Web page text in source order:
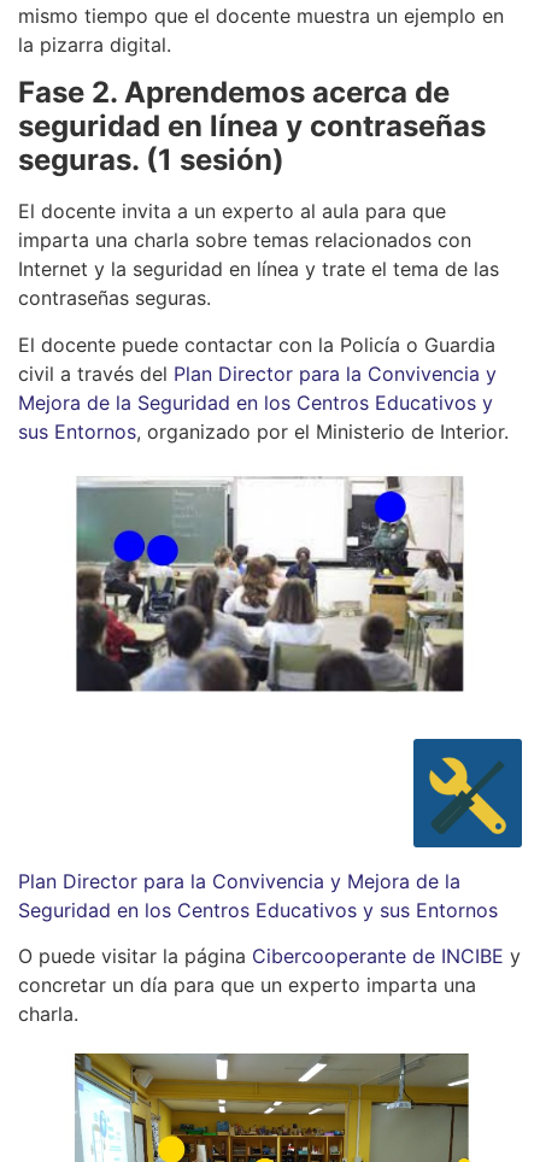
mismo tiempo que el docente muestra un ejemplo en
la pizarra digital.
Fase 2. Aprendemos acerca de
seguridad en línea y contraseñas
seguras. (1 sesión)
El docente invita a un experto al aula para que
imparta una charla sobre temas relacionados con
Internet y la seguridad en línea y trate el tema de las
contraseñas seguras.
El docente puede contactar con la Policía o Guardia
civil a través del Plan Director para la Convivencia y
Mejora de la Seguridad en los Centros Educativos y
sus Entornos, organizado por el Ministerio de Interior.
Plan Director para la Convivencia y Mejora de la
Seguridad en los Centros Educativos y sus Entornos
O puede visitar la página Cibercooperante de INCIBE y
concretar un día para que un experto imparta una
charla.